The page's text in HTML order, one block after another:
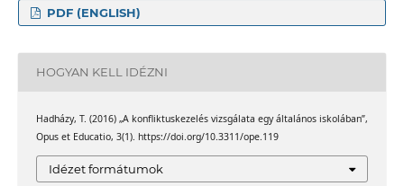
PDF (ENGLISH)
HOGYAN KELL IDÉZNI
Hadházy, T. (2016) „A konfliktuskezelés vizsgálata egy általános iskolában”,
Opus et Educatio, 3(1). https://doi.org/10.3311/ope.119
Idézet formátumok